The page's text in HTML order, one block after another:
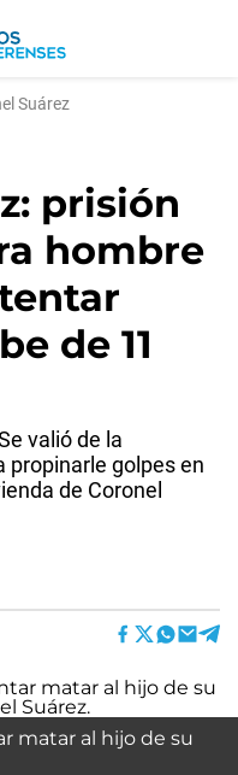
Suárez
prisión
hombre
de 11
valió de la
propinarle golpes en
de Coronel
matar al hijo de su